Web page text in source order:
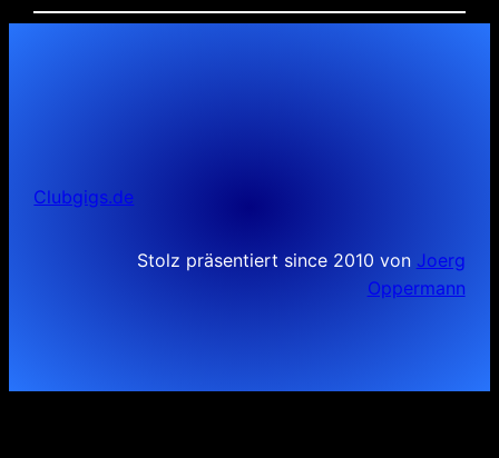
Clubgigs.de
Stolz präsentiert since 2010 von Joerg
Oppermann